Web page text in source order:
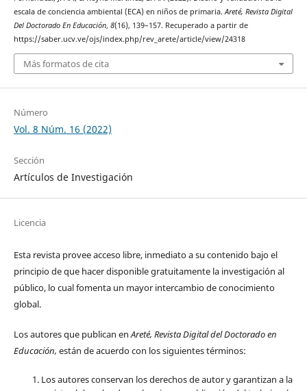
escala de conciencia ambiental (ECA) en niños de primaria.Areté, Revista Digital
Del Doctorado En Educación, 8(16), 139–157. Recuperado a partir de
https://saber.ucv.ve/ojs/index.php/rev_arete/article/view/24318
Más formatos de cita
Número
Vol. 8 Núm. 16 (2022)
Sección
Artículos de Investigación
Licencia
Esta revista provee acceso libre, inmediato a su contenido bajo el
principio de que hacer disponible gratuitamente la investigación al
público, lo cual fomenta un mayor intercambio de conocimiento
global.
Los autores que publican enAreté, Revista Digital del Doctorado en
Educación, están de acuerdo con los siguientes términos:
Los autores conservan los derechos de autor y garantizan a la